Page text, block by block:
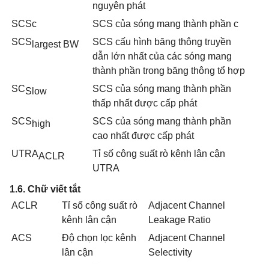
nguyên phát
SCSc
SCS của sóng mang thành phần c
SCS argest BW
SCS cấu hình băng thông truyền
dẫn lớn nhất của các sóng mang
thành phần trong băng thông tổ hợp
SCS ow
SCS của sóng mang thành phần
thấp nhất được cấp phát
SCShigh
SCS của sóng mang thành phần
cao nhất được cấp phát
UTRAACLR
Tỉ số công suất rò kênh lân cận
UTRA
1.6. Chữ viết tắt
ACLR
Tỉ số công suất rò
kênh lân cận
Adjacent Channel
Leakage Ratio
ACS
Độ chọn lọc kênh
lân cận
Adjacent Channel
Selectivity